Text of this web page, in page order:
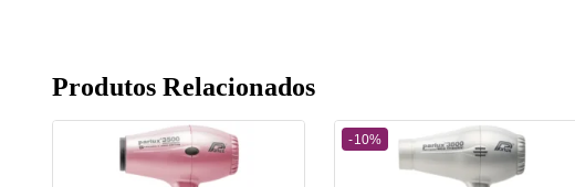
Produtos Relacionados
-10%